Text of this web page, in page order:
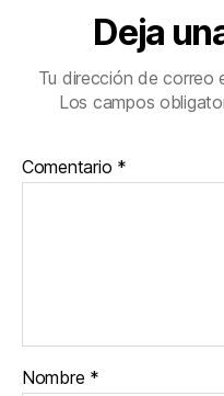
Deja
Tu dirección de correo
Los campos
Comentario *
Nombre *